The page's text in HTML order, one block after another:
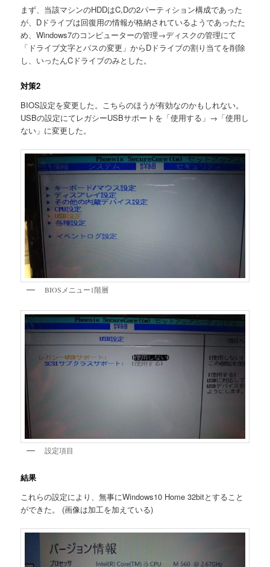
まず、当該マシンのHDDはC,Dの2パーティション構成であった
が、Dドライブは回復用の情報が格納されているようであったた
め、Windows7のコンピューターの管理→ディスクの管理にて
「ドライブ文字とパスの変更」からDドライブの割り当てを削除
し、いったんCドライブのみとした。
対策2
BIOS設定を変更した。こちらのほうが有効なのかもしれない。
USBの設定にてレガシーUSBサポートを「使用する」→「使用し
ない」に変更した。
BIOSメニュー1階層
設定項目
結果
これらの設定により、無事にWindows10 Home 32bitとすること
ができた。 (画像は加工を加えている)